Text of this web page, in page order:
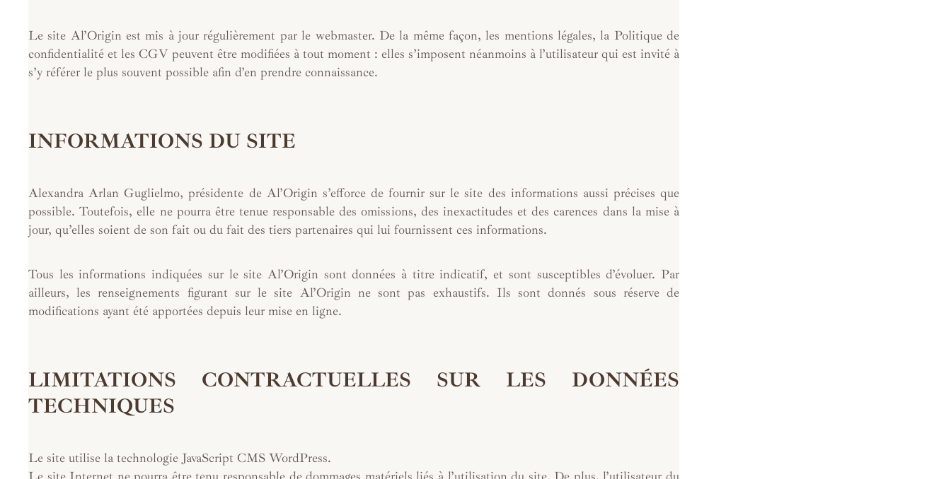
Le site Al’Origin est mis à jour régulièrement par le webmaster. De la même façon, les mentions légales, la Politique de
confidentialité et les CGV peuvent être modifiées à tout moment : elles s’imposent néanmoins à l’utilisateur qui est invité à
s’y référer le plus souvent possible afin d’en prendre connaissance.
INFORMATIONS DU SITE
Alexandra Arlan Guglielmo, présidente de Al’Origin s’efforce de fournir sur le site des informations aussi précises que
possible. Toutefois, elle ne pourra être tenue responsable des omissions, des inexactitudes et des carences dans la mise à
jour, qu’elles soient de son fait ou du fait des tiers partenaires qui lui fournissent ces informations.
Tous les informations indiquées sur le site Al’Origin sont données à titre indicatif, et sont susceptibles d’évoluer. Par
ailleurs, les renseignements figurant sur le site Al’Origin ne sont pas exhaustifs. Ils sont donnés sous réserve de
modifications ayant été apportées depuis leur mise en ligne.
LIMITATIONS CONTRACTUELLES SUR LES DONNÉES
TECHNIQUES
Le site utilise la technologie JavaScript CMS WordPress.